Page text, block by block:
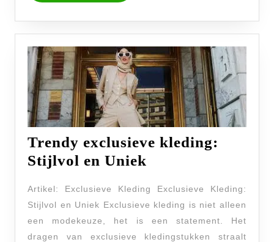
Trendy exclusieve kleding:
Stijlvol en Uniek
kleding:
Stijlvol
en
Artikel: Exclusieve Kleding Exclusieve Kleding:
Stijlvol en Uniek Exclusieve kleding is niet alleen
een modekeuze, het is een statement. Het
dragen van exclusieve kledingstukken straalt